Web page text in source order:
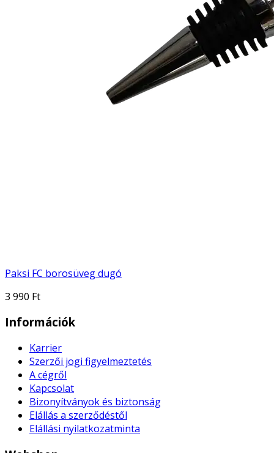
Paksi FC borosüveg dugó
3 990 Ft
Információk
Karrier
Szerzői jogi figyelmeztetés
A cégről
Kapcsolat
Bizonyítványok és biztonság
Elállás a szerződéstől
Elállási nyilatkozatminta